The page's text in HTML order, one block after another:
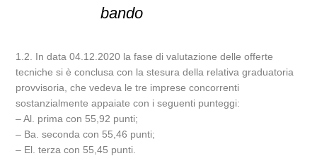
bando
1.2. In data 04.12.2020 la fase di valutazione delle offerte
tecniche si è conclusa con la stesura della relativa graduatoria
provvisoria, che vedeva le tre imprese concorrenti
sostanzialmente appaiate con i seguenti punteggi:
– Al. prima con 55,92 punti;
– Ba. seconda con 55,46 punti;
– El. terza con 55,45 punti.